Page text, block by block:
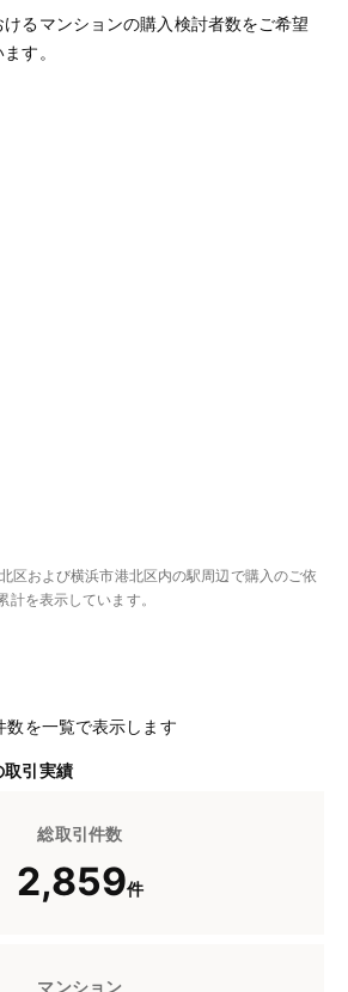
るマンションの購入検討者数をご希望
す。
区および横浜市港北区内の駅周辺で購入のご依
を表示しています。
を一覧で表示します
取引実績
総取引件数
2,859件
マンション